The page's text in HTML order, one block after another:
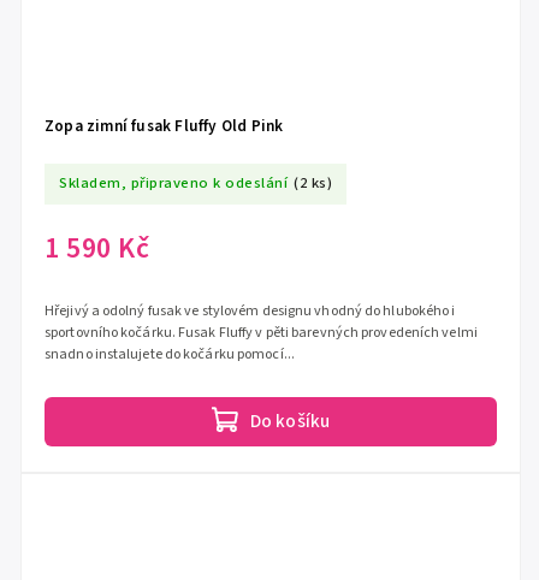
Zopa zimní fusak Fluffy Old Pink
Skladem, připraveno k odeslání (2 ks)
1 590 Kč
Do košíku
Hřejivý a odolný fusak ve stylovém designu vhodný do hlubokého i
sportovního kočárku. Fusak Fluffy v pěti barevných provedeních velmi
snadno instalujete do kočárku pomocí...